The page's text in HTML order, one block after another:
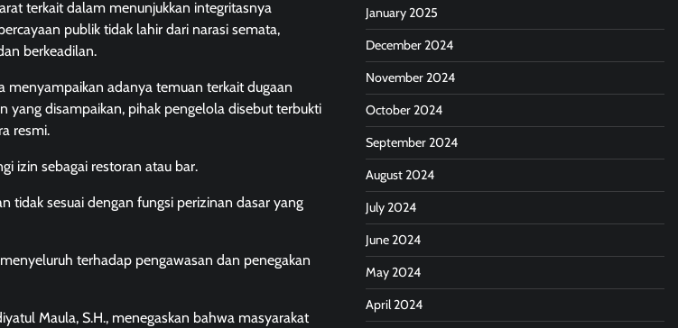
terkait dalam menunjukkan integritasnya
publik tidak lahir dari narasi semata,
berkeadilan.
menyampaikan adanya temuan terkait dugaan
yang disampaikan, pihak pengelola disebut terbukti
resmi.
izin sebagai restoran atau bar.
tidak sesuai dengan fungsi perizinan dasar yang
terhadap pengawasan dan penegakan
Maula, S.H., menegaskan bahwa masyarakat
January 2025
December 2024
November 2024
October 2024
September 2024
August 2024
July 2024
June 2024
May 2024
April 2024